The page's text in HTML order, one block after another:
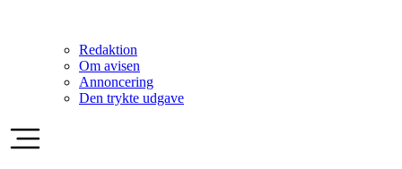
Redaktion
Om avisen
Annoncering
Den trykte udgave